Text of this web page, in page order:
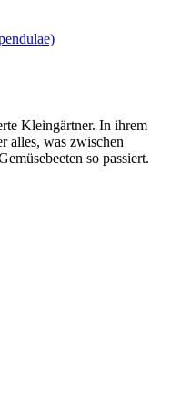
Kleingärtner. In ihrem
alles, was zwischen
so passiert.